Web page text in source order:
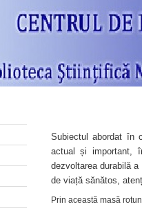
Subiectul abordat în
actual și important,
dezvoltarea durabilă
de viață sănătos,
Prin această masă